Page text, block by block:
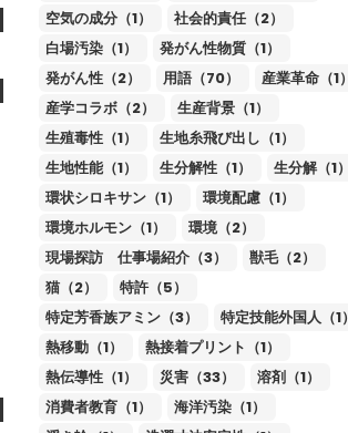
空気の成分（1）
社会的責任（2）
白場汚染（1）
発がん性物質（1）
発がん性（2）
用語（70）
産業革命（1）
産学コラボ（2）
生産背景（1）
生殖毒性（1）
生地糸飛び出し（1）
生地性能（1）
生分解性（1）
生分解（1）
環状シロキサン（1）
環境配慮（1）
環境ホルモン（1）
環境（2）
現場探訪 仕事場紹介（3）
獣毛（2）
猫（2）
特許（5）
特定芳香族アミン（3）
特定技能外国人（1）
熱移動（1）
熱接着プリント（1）
熱伝導性（1）
災害（33）
溶剤（1）
消費者教育（1）
海洋汚染（1）